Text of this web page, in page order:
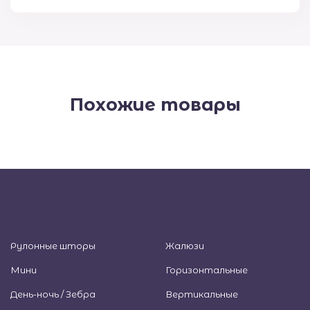
Похожие товары
Рулонные шторы
Мини
День-ночь / Зебра
Жалюзи
Горизонтальные
Вертикальные